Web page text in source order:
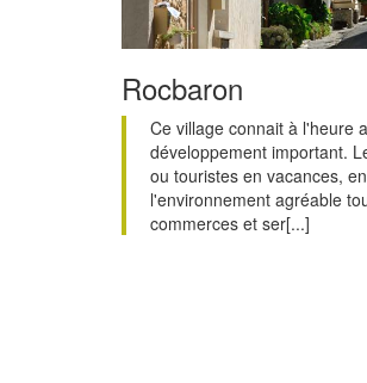
Rocbaron
Ce village connait à l'heure
développement important.
ou touristes en vacances,
l'environnement agréable
commerces et ser[...]